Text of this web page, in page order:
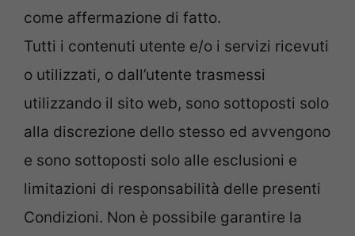
come affermazione di fatto.
Tutti i contenuti utente e/o i servizi ricevuti
o utilizzati, o dall’utente trasmessi
utilizzando il sito web, sono sottoposti solo
alla discrezione dello stesso ed avvengono
e sono sottoposti solo alle esclusioni e
limitazioni di responsabilità delle presenti
Condizioni. Non è possibile garantire la